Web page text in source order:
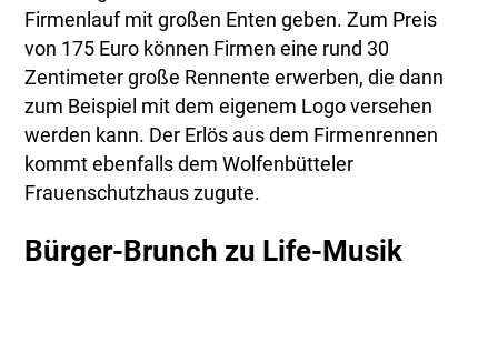
Firmenlauf mit großen Enten geben. Zum Preis
von 175 Euro können Firmen eine rund 30
Zentimeter große Rennente erwerben, die dann
zum Beispiel mit dem eigenem Logo versehen
werden kann. Der Erlös aus dem Firmenrennen
kommt ebenfalls dem Wolfenbütteler
Frauenschutzhaus zugute.
Bürger-Brunch zu Life-Musik